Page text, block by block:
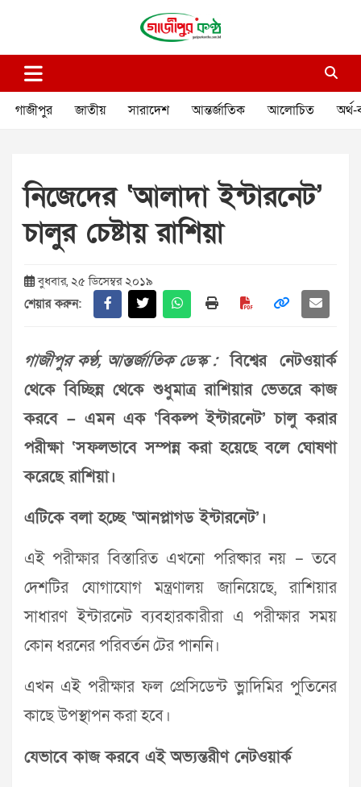
গাজীপুর কণ্ঠ
গাজীপুর জাতীয় সারাদেশ আন্তর্জাতিক আলোচিত অর্থ-
নিজেদের ‘আলাদা ইন্টারনেট’
চালুর চেষ্টায় রাশিয়া
বুধবার, ২৫ ডিসেম্বর ২০১৯
শেয়ার করুন:
গাজীপুর কণ্ঠ, আন্তর্জাতিক ডেস্ক :বিশ্বের নেটওয়ার্ক
থেকে বিচ্ছিন্ন থেকে শুধুমাত্র রাশিয়ার ভেতরে কাজ
করবে – এমন এক ‘বিকল্প ইন্টারনেট’ চালু করার
পরীক্ষা ‘সফলভাবে সম্পন্ন করা হয়েছে বলে ঘোষণা
করেছে রাশিয়া।
এটিকে বলা হচ্ছে ‘আনপ্লাগড ইন্টারনেট’।
এই পরীক্ষার বিস্তারিত এখনো পরিষ্কার নয় – তবে
দেশটির যোগাযোগ মন্ত্রণালয় জানিয়েছে, রাশিয়ার
সাধারণ ইন্টারনেট ব্যবহারকারীরা এ পরীক্ষার সময়
কোন ধরনের পরিবর্তন টের পাননি।
এখন এই পরীক্ষার ফল প্রেসিডেন্ট ভ্লাদিমির পুতিনের
কাছে উপস্থাপন করা হবে।
যেভাবে কাজ করবে এই অভ্যন্তরীণ নেটওয়ার্ক